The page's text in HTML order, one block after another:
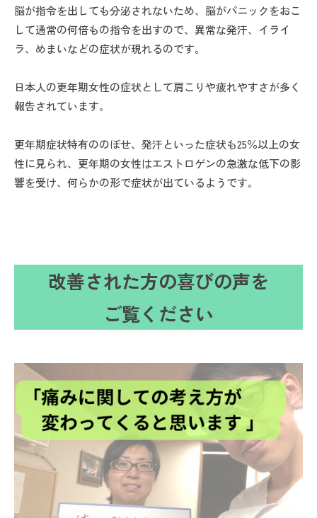
脳が指令を出しても分泌されないため、脳がパニックをおこ
して通常の何倍もの指令を出すので、異常な発汗、イライ
ラ、めまいなどの症状が現れるのです。
日本人の更年期女性の症状として肩こりや疲れやすさが多く
報告されています。
更年期症状特有ののぼせ、発汗といった症状も25％以上の女
性に見られ、更年期の女性はエストロゲンの急激な低下の影
響を受け、何らかの形で症状が出ているようです。
改善された方の喜びの声を
ご覧ください